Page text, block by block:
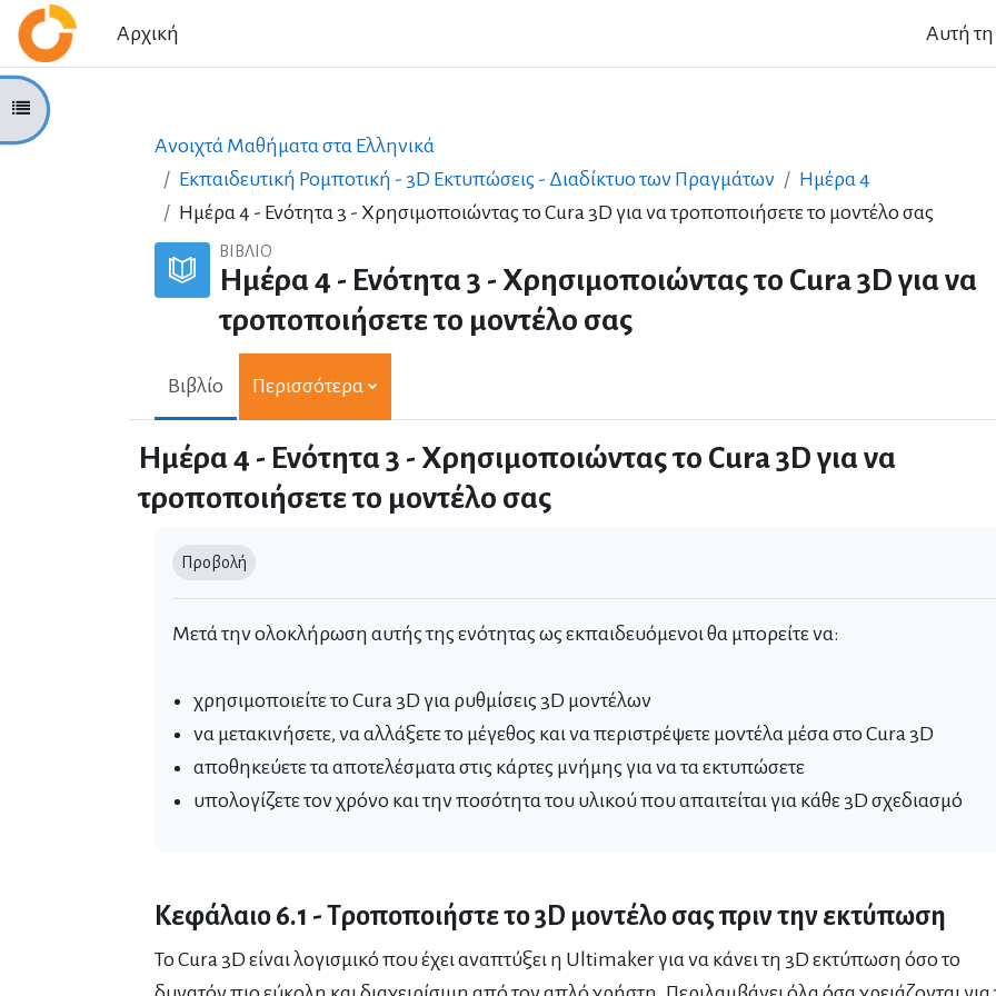
Μετάβαση στο κεντρικό περιεχόμενο
Αρχική
Αυτή
Άνοιγμα ευρετηρίου μαθήματος
Ανοιχτά Μαθήματα στα Ελληνικά
Εκπαιδευτική Ρομποτική - 3D Εκτυπώσεις - Διαδίκτυο των Πραγμάτων
Ημέρα 4
Ημέρα 4 - Ενότητα 3 - Χρησιμοποιώντας το Cura 3D για να τροποποιήσετε το μοντέλο σας
ΒΙΒΛΊΟ
Ημέρα 4 - Ενότητα 3 - Χρησιμοποιώντας το Cura 3D για να
τροποποιήσετε το μοντέλο σας
Βιβλίο Περισσότερα
Ημέρα 4 - Ενότητα 3 - Χρησιμοποιώντας το Cura 3D για να
τροποποιήσετε το μοντέλο σας
Προβολή
Μετά την ολοκλήρωση αυτής της ενότητας ως εκπαιδευόμενοι θα μπορείτε να:
χρησιμοποιείτε το Cura 3D για ρυθμίσεις 3D μοντέλων
να μετακινήσετε, να αλλάξετε το μέγεθος και να περιστρέψετε μοντέλα μέσα στο Cura 3D
αποθηκεύετε τα αποτελέσματα στις κάρτες μνήμης για να τα εκτυπώσετε
υπολογίζετε τον χρόνο και την ποσότητα του υλικού που απαιτείται για κάθε 3D σχεδιασμό
Κεφάλαιο 6.1 - Τροποποιήστε το 3D μοντέλο σας πριν την εκτύπωση
Το Cura 3D είναι λογισμικό που έχει αναπτύξει η Ultimaker για να κάνει τη 3D εκτύπωση όσο το